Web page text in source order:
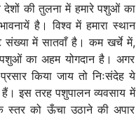
की तुलना में हमारे पशुओं का
है। विश्व में हमारा स्थान
संख्या में सातवाँ है। कम खर्चे में,
का अहम योगदान है। अगर
किया जाय तो निःसंदेह ये
हैं। इस तरह पशुपालन व्यवसाय में
स्तर को ऊँचा उठाने की अपार